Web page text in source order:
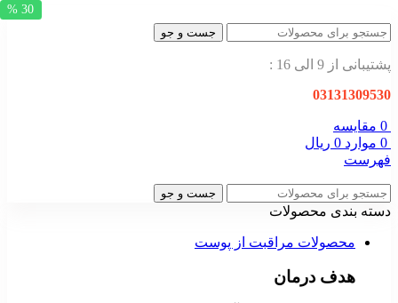
جست و جو
پشتیبانی از 9 الی 16 :
03131309530
0 مقایسه
0 موارد 0 ریال
فهرست
جست و جو
دسته بندی محصولات
محصولات مراقبت از پوست
هدف درمان
30 %